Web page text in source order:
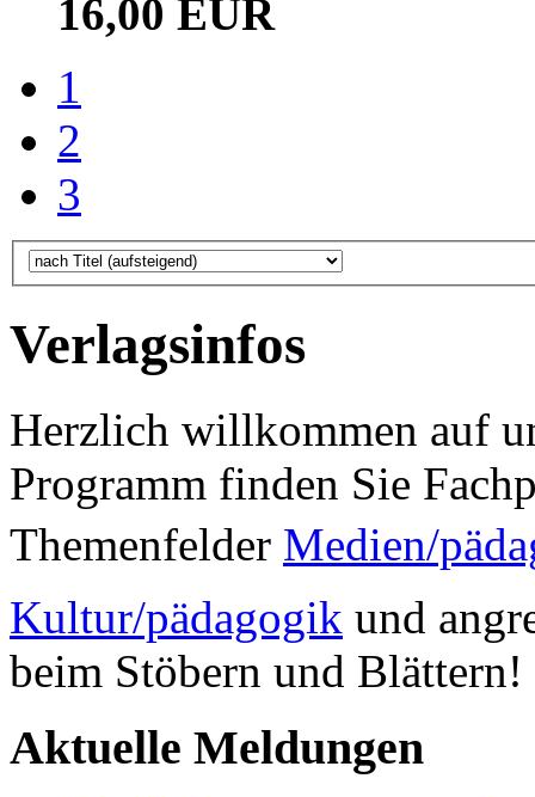
16,00 EUR
1
2
3
Verlagsinfos
Herzlich willkommen auf
Programm finden Sie
Themenfelder Medien/
Kultur/pädagogik und
beim Stöbern und Blättern!
Aktuelle Meldungen